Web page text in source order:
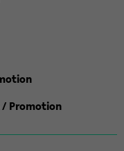
/ Promotion